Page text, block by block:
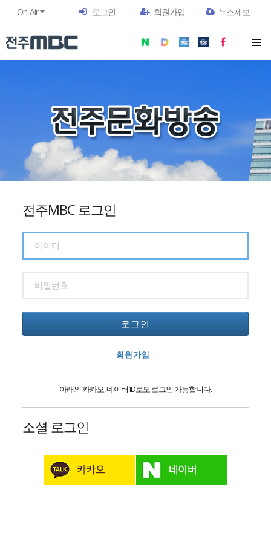
On-Air 로그인 회원가입 뉴스제보
전주MBC 로그인
로그인
회원가입
아래의 카카오, 네이버 ID로도 로그인 가능합니다.
소셜 로그인